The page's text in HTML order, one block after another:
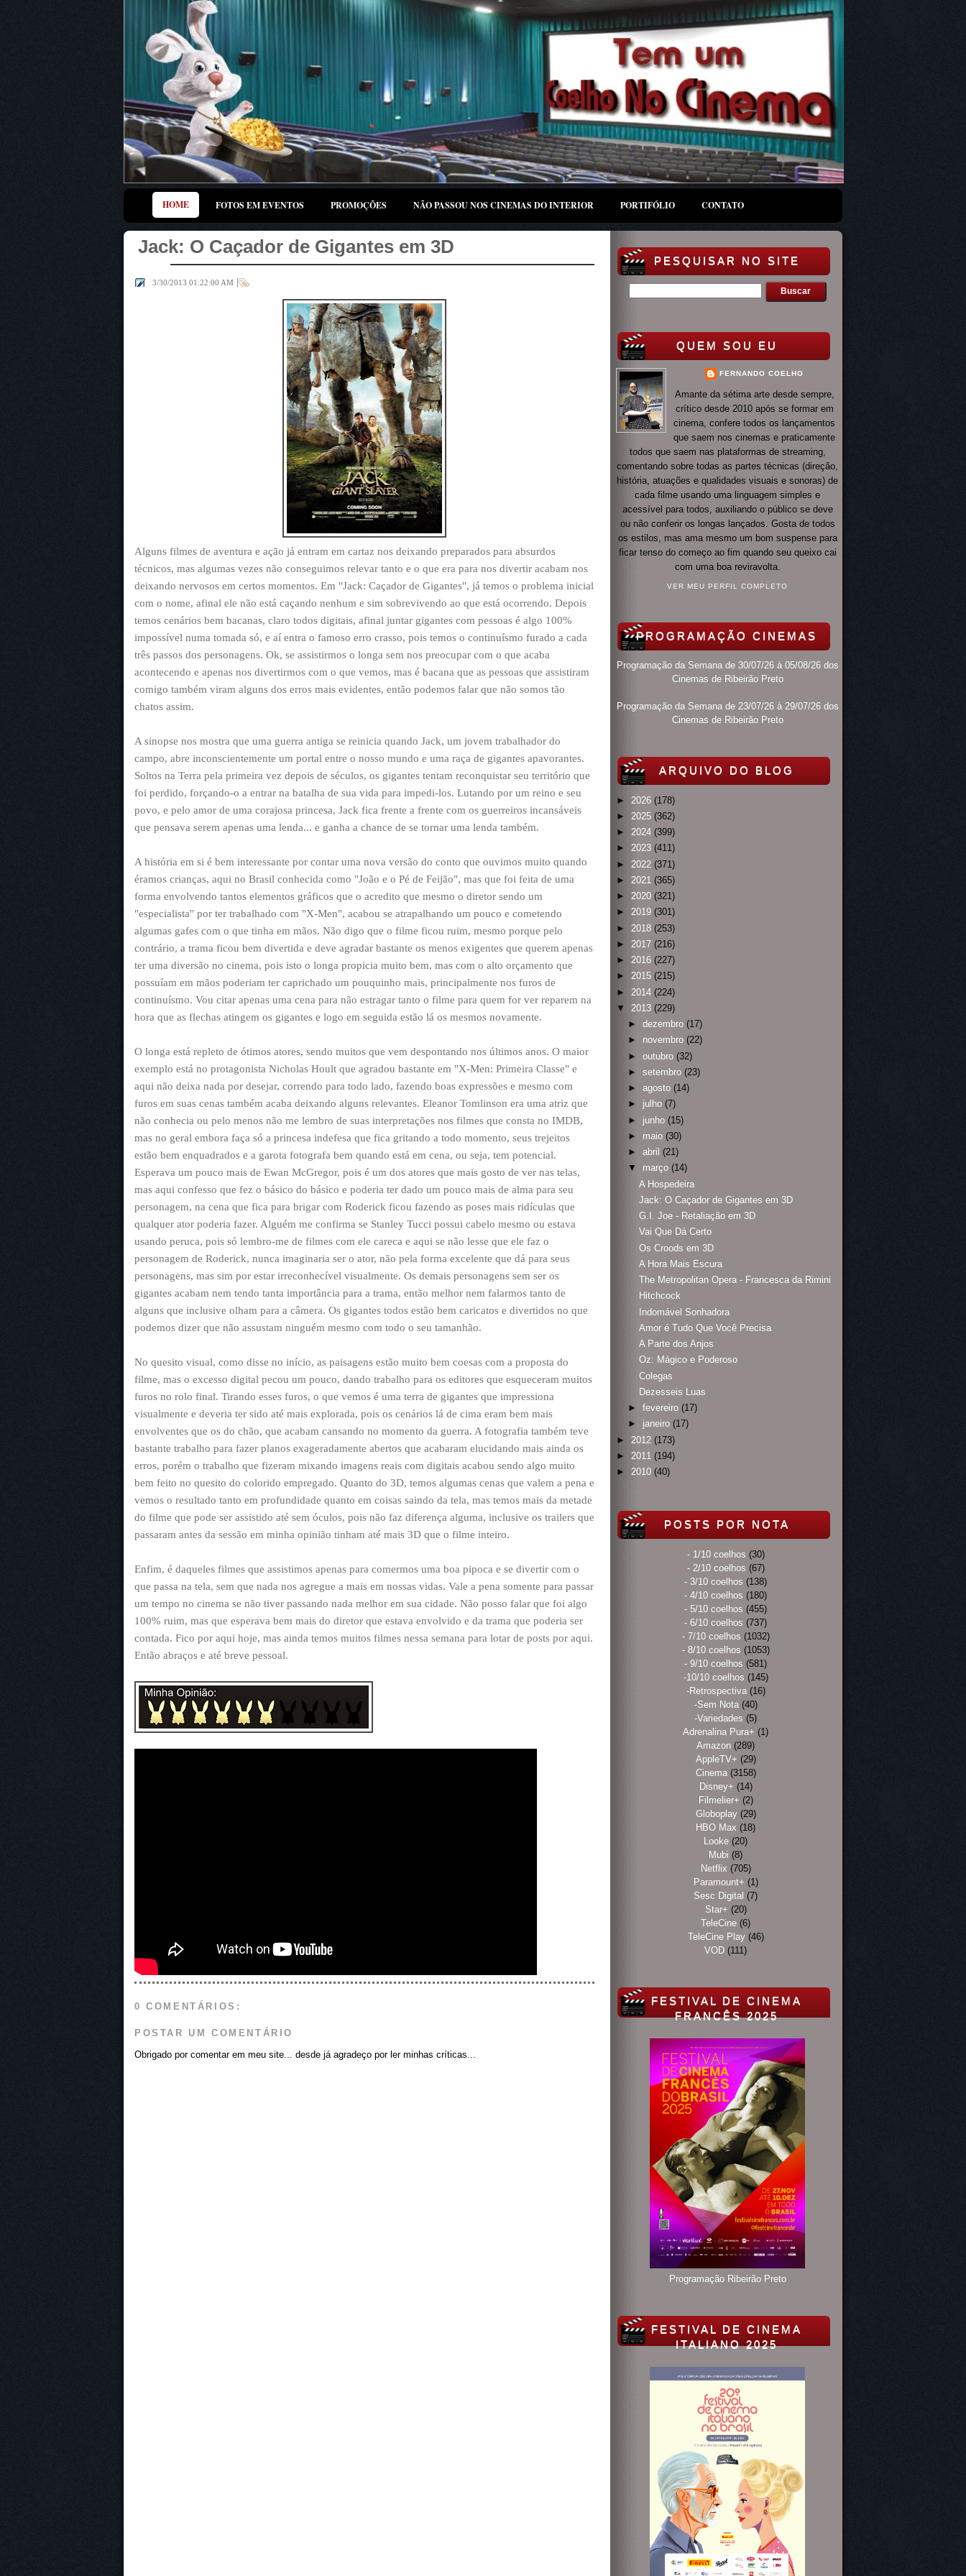
HOME FOTOS EM EVENTOS PROMOÇÕES NÃO PASSOU NOS CINEMAS DO INTERIOR PORTIFÓLIO CONTATO
Jack: O Caçador de Gigantes em 3D
3/30/2013 01:22:00 AM |
Alguns filmes de aventura e ação já entram em cartaz nos deixando preparados para absurdos
técnicos, mas algumas vezes não conseguimos relevar tanto e o que era para nos divertir acabam nos
deixando nervosos em certos momentos. Em "Jack: Caçador de Gigantes", já temos o problema inicial
com o nome, afinal ele não está caçando nenhum e sim sobrevivendo ao que está ocorrendo. Depois
temos cenários bem bacanas, claro todos digitais, afinal juntar gigantes com pessoas é algo 100%
impossível numa tomada só, e aí entra o famoso erro crasso, pois temos o continuísmo furado a cada
três passos dos personagens. Ok, se assistirmos o longa sem nos preocupar com o que acaba
acontecendo e apenas nos divertirmos com o que vemos, mas é bacana que as pessoas que assistiram
comigo também viram alguns dos erros mais evidentes, então podemos falar que não somos tão
chatos assim.
A sinopse nos mostra que uma guerra antiga se reinicia quando Jack, um jovem trabalhador do
campo, abre inconscientemente um portal entre o nosso mundo e uma raça de gigantes apavorantes.
Soltos na Terra pela primeira vez depois de séculos, os gigantes tentam reconquistar seu território que
foi perdido, forçando-o a entrar na batalha de sua vida para impedi-los. Lutando por um reino e seu
povo, e pelo amor de uma corajosa princesa, Jack fica frente a frente com os guerreiros incansáveis
que pensava serem apenas uma lenda... e ganha a chance de se tornar uma lenda também.
A história em si é bem interessante por contar uma nova versão do conto que ouvimos muito quando
éramos crianças, aqui no Brasil conhecida como "João e o Pé de Feijão", mas que foi feita de uma
forma envolvendo tantos elementos gráficos que o acredito que mesmo o diretor sendo um
"especialista" por ter trabalhado com "X-Men", acabou se atrapalhando um pouco e cometendo
algumas gafes com o que tinha em mãos. Não digo que o filme ficou ruim, mesmo porque pelo
contrário, a trama ficou bem divertida e deve agradar bastante os menos exigentes que querem apenas
ter uma diversão no cinema, pois isto o longa propicia muito bem, mas com o alto orçamento que
possuíam em mãos poderiam ter caprichado um pouquinho mais, principalmente nos furos de
continuísmo. Vou citar apenas uma cena para não estragar tanto o filme para quem for ver reparem na
hora que as flechas atingem os gigantes e logo em seguida estão lá os mesmos novamente.
O longa está repleto de ótimos atores, sendo muitos que vem despontando nos últimos anos. O maior
exemplo está no protagonista Nicholas Hoult que agradou bastante em "X-Men: Primeira Classe" e
aqui não deixa nada por desejar, correndo para todo lado, fazendo boas expressões e mesmo com
furos em suas cenas também acaba deixando alguns relevantes. Eleanor Tomlinson era uma atriz que
não conhecia ou pelo menos não me lembro de suas interpretações nos filmes que consta no IMDB,
mas no geral embora faça só a princesa indefesa que fica gritando a todo momento, seus trejeitos
estão bem enquadrados e a garota fotografa bem quando está em cena, ou seja, tem potencial.
Esperava um pouco mais de Ewan McGregor, pois é um dos atores que mais gosto de ver nas telas,
mas aqui confesso que fez o básico do básico e poderia ter dado um pouco mais de alma para seu
personagem, na cena que fica para brigar com Roderick ficou fazendo as poses mais ridículas que
qualquer ator poderia fazer. Alguém me confirma se Stanley Tucci possui cabelo mesmo ou estava
usando peruca, pois só lembro-me de filmes com ele careca e aqui se não lesse que ele faz o
personagem de Roderick, nunca imaginaria ser o ator, não pela forma excelente que dá para seus
personagens, mas sim por estar irreconhecível visualmente. Os demais personagens sem ser os
gigantes acabam nem tendo tanta importância para a trama, então melhor nem falarmos tanto de
alguns que inclusive olham para a câmera. Os gigantes todos estão bem caricatos e divertidos no que
podemos dizer que não assustam ninguém mesmo com todo o seu tamanhão.
No quesito visual, como disse no início, as paisagens estão muito bem coesas com a proposta do
filme, mas o excesso digital pecou um pouco, dando trabalho para os editores que esqueceram muitos
furos no rolo final. Tirando esses furos, o que vemos é uma terra de gigantes que impressiona
visualmente e deveria ter sido até mais explorada, pois os cenários lá de cima eram bem mais
envolventes que os do chão, que acabam cansando no momento da guerra. A fotografia também teve
bastante trabalho para fazer planos exageradamente abertos que acabaram elucidando mais ainda os
erros, porém o trabalho que fizeram mixando imagens reais com digitais acabou sendo algo muito
bem feito no quesito do colorido empregado. Quanto do 3D, temos algumas cenas que valem a pena e
vemos o resultado tanto em profundidade quanto em coisas saindo da tela, mas temos mais da metade
do filme que pode ser assistido até sem óculos, pois não faz diferença alguma, inclusive os trailers que
passaram antes da sessão em minha opinião tinham até mais 3D que o filme inteiro.
Enfim, é daqueles filmes que assistimos apenas para comermos uma boa pipoca e se divertir com o
que passa na tela, sem que nada nos agregue a mais em nossas vidas. Vale a pena somente para passar
um tempo no cinema se não tiver passando nada melhor em sua cidade. Não posso falar que foi algo
100% ruim, mas que esperava bem mais do diretor que estava envolvido e da trama que poderia ser
contada. Fico por aqui hoje, mas ainda temos muitos filmes nessa semana para lotar de posts por aqui.
Então abraços e até breve pessoal.
0 COMENTÁRIOS:
POSTAR UM COMENTÁRIO
Obrigado por comentar em meu site... desde já agradeço por ler minhas críticas...
PESQUISAR NO SITE
QUEM SOU EU
FERNANDO COELHO
Amante da sétima arte desde sempre,
crítico desde 2010 após se formar em
cinema, confere todos os lançamentos
que saem nos cinemas e praticamente
todos que saem nas plataformas de streaming,
comentando sobre todas as partes técnicas (direção,
história, atuações e qualidades visuais e sonoras) de
cada filme usando uma linguagem simples e
acessível para todos, auxiliando o público se deve
ou não conferir os longas lançados. Gosta de todos
os estilos, mas ama mesmo um bom suspense para
ficar tenso do começo ao fim quando seu queixo cai
com uma boa reviravolta.
VER MEU PERFIL COMPLETO
PROGRAMAÇÃO CINEMAS
Programação da Semana de 30/07/26 à 05/08/26 dos
Cinemas de Ribeirão Preto
Programação da Semana de 23/07/26 à 29/07/26 dos
Cinemas de Ribeirão Preto
ARQUIVO DO BLOG
► 2026 (178)
► 2025 (362)
► 2024 (399)
► 2023 (411)
► 2022 (371)
► 2021 (365)
► 2020 (321)
► 2019 (301)
► 2018 (253)
► 2017 (216)
► 2016 (227)
► 2015 (215)
► 2014 (224)
▼
2013 (229)
► dezembro (17)
► novembro (22)
► outubro (32)
► setembro (23)
► agosto (14)
► julho (7)
► junho (15)
► maio (30)
► abril (21)
▼
março (14)
A Hospedeira
Jack: O Caçador de Gigantes em 3D
G.I. Joe - Retaliação em 3D
Vai Que Dá Certo
Os Croods em 3D
A Hora Mais Escura
The Metropolitan Opera - Francesca da Rimini
Hitchcock
Indomável Sonhadora
Amor é Tudo Que Você Precisa
A Parte dos Anjos
Oz: Mágico e Poderoso
Colegas
Dezesseis Luas
► fevereiro (17)
► janeiro (17)
► 2012 (173)
► 2011 (194)
► 2010 (40)
POSTS POR NOTA
- 1/10 coelhos (30)
- 2/10 coelhos (67)
- 3/10 coelhos (138)
- 4/10 coelhos (180)
- 5/10 coelhos (455)
- 6/10 coelhos (737)
- 7/10 coelhos (1032)
- 8/10 coelhos (1053)
- 9/10 coelhos (581)
-10/10 coelhos (145)
-Retrospectiva (16)
-Sem Nota (40)
-Variedades (5)
Adrenalina Pura+ (1)
Amazon (289)
AppleTV+ (29)
Cinema (3158)
Disney+ (14)
Filmelier+ (2)
Globoplay (29)
HBO Max (18)
Looke (20)
Mubi (8)
Netflix (705)
Paramount+ (1)
Sesc Digital (7)
Star+ (20)
TeleCine (6)
TeleCine Play (46)
VOD (111)
FESTIVAL DE CINEMA
FRANCÊS 2025
Programação Ribeirão Preto
FESTIVAL DE CINEMA
ITALIANO 2025